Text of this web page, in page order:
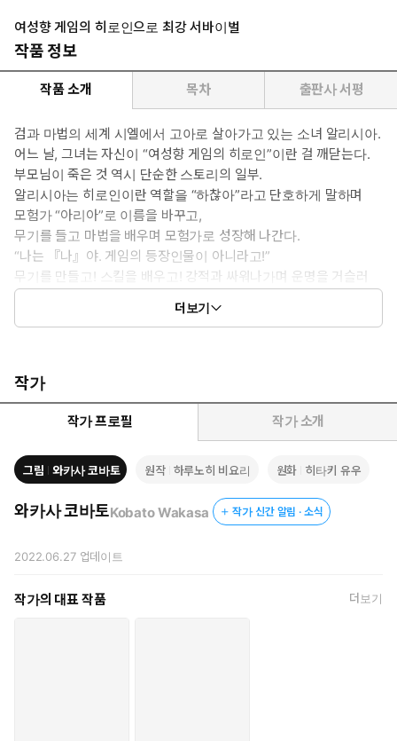
여성향 게임의 히로인으로 최강 서바이벌
작품 정보
작품 소개 목차 출판사 서평
검과 마법의 세계 시엘에서 고아로 살아가고 있는 소녀 알리시아.
어느 날, 그녀는 자신이 “여성향 게임의 히로인”이란 걸 깨닫는다.
부모님이 죽은 것 역시 단순한 스토리의 일부.
알리시아는 히로인이란 역할을 “하찮아”라고 단호하게 말하며
모험가 “아리아”로 이름을 바꾸고,
무기를 들고 마법을 배우며 모험가로 성장해 나간다.
“나는 『나』야. 게임의 등장인물이 아니라고!”
무기를 만들고! 스킬을 배우고! 강적과 싸워나가며 운명을 거슬러
라!
싸우는 히로인이 등장하는 이세계 배틀 판타지 지금 개막!!
더보기
작가
작가 프로필 작가 소개
그림 와카사 코바토 원작 하루노히 비요리 원화 히타키 유우
와카사 코바토Kobato Wakasa 작가 신간 알림 · 소식
2022.06.27업데이트
작가의 대표 작품 더보기